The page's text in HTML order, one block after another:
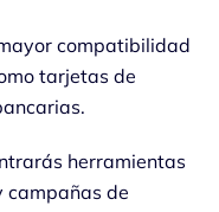
compatibilidad
tarjetas de
herramientas
campañas de